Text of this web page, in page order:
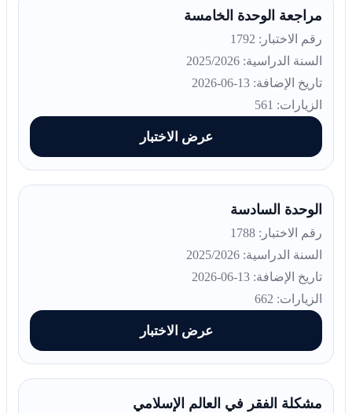
مراجعة الوحدة الخامسة
رقم الاختبار: 1792
السنة الدراسية: 2025/2026
تاريخ الإضافة: 13-06-2026
الزيارات: 561
عرض الاختبار
الوحدة السادسة
رقم الاختبار: 1788
السنة الدراسية: 2025/2026
تاريخ الإضافة: 13-06-2026
الزيارات: 662
عرض الاختبار
مشكلة الفقر في العالم الإسلامي